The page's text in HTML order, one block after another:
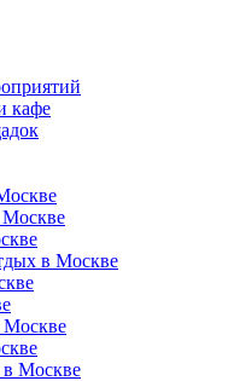
кафе
Москве
в Москве
Москве
в Москве